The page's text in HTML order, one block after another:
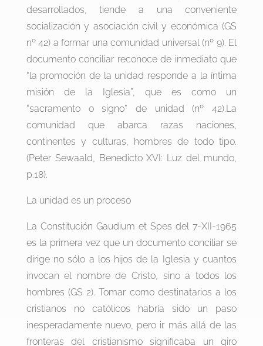
desarrollados, tiende a una conveniente
socialización y asociación civil y económica (GS
nº 42) a formar una comunidad universal (nº 9). El
documento conciliar reconoce de inmediato que
“la promoción de la unidad responde a la íntima
misión de la Iglesia”, que es como un
“sacramento o signo” de unidad (nº 42).La
comunidad que abarca razas naciones,
continentes y culturas, hombres de todo tipo.
(Peter Sewaald, Benedicto XVI: Luz del mundo,
p.18).
La unidad es un proceso
La Constitución Gaudium et Spes del 7-XII-1965
es la primera vez que un documento conciliar se
dirige no sólo a los hijos de la Iglesia y cuantos
invocan el nombre de Cristo, sino a todos los
hombres (GS 2). Tomar como destinatarios a los
cristianos no católicos habría sido un paso
inesperadamente nuevo, pero ir más allá de las
fronteras del cristianismo significaba un giro